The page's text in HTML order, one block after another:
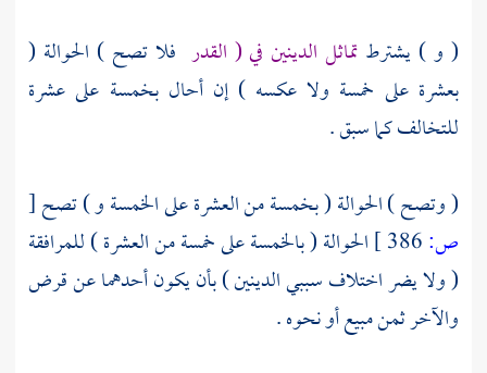
( و ) يشترط تماثل الدينين في ( القدر فلا تصح ) الحوالة (
بعشرة على خمسة ولا عكسه ) إن أحال بخمسة على عشرة
للتخالف كما سبق .
( وتصح ) الحوالة ( بخمسة من العشرة على الخمسة و ) تصح[
ص:
الحوالة ( بالخمسة على خمسة من العشرة ) للمرافقة
( ولا يضر اختلاف سببي الدينين ) بأن يكون أحدهما عن قرض
والآخر ثمن مبيع أو نحوه .